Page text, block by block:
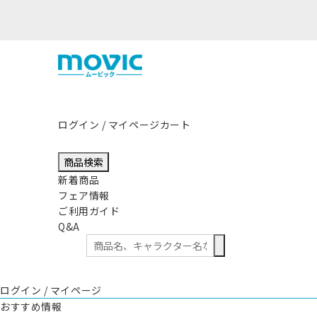
ログイン / マイページカート
商品検索
新着商品
フェア情報
ご利用ガイド
Q&A
ログイン / マイページ
おすすめ情報